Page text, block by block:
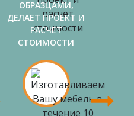
ОБРАЗЦАМИ,
ДЕЛАЕТ ПРОЕКТ И
РАСЧЕТ
СТОИМОСТИ